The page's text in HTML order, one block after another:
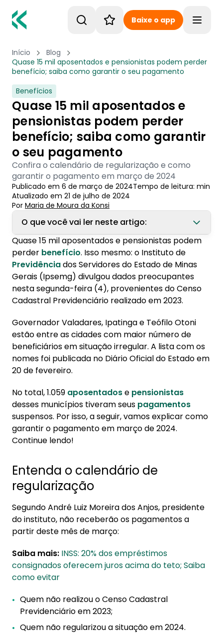
Baixe o app
Início
Blog
Quase 15 mil aposentados e pensionistas podem perder
benefício; saiba como garantir o seu pagamento
Benefícios
Quase 15 mil aposentados e
pensionistas podem perder
benefício; saiba como garantir
o seu pagamento
Confira o calendário de regularização e como
garantir o pagamento em março de 2024
Publicado em 6 de março de 2024Tempo de leitura: min
Atualizado em 21 de julho de 2024
Por Maria de Moura da Konsi
O que você vai ler neste artigo:
1. Entenda o calendário de regularização
2. Saiba como garantir o pagamento do INSS
para aposentados e pensionistas
3. Como funciona o Censo Previdenciário?
Quase 15 mil aposentados e pensionistas podem
perder benefício. Isso mesmo: o Instituto de
Previdênciados Servidores do Estado de Minas
Gerais (Ipsemg) divulgou dados preocupantes
nesta segunda-feira (4), provenientes do Censo
Cadastral Previdenciário realizado em 2023.
Governador Valadares, Ipatinga e Teófilo Otoni
estão entre as cidades com maior número de
beneficiários em situação irregular. A lista com os
nomes foi publicada no Diário Oficial do Estado em
20 de fevereiro.
No total, 1.059 aposentadose pensionistas
desses municípios tiveram seus pagamentos
suspensos. Por isso, a seguir, vamos explicar como
garantir o pagamento em março de 2024.
Continue lendo!
Entenda o calendário de
regularização
Segundo André Luiz Moreira dos Anjos, presidente
do instituto, não receberão os pagamentos a
partir deste mês de março:
Saiba mais: INSS: 20% dos empréstimos
consignados oferecem juros acima do teto; Saiba
como evitar
Quem não realizou o Censo Cadastral
Previdenciário em 2023;
Quem não regularizou a situação em 2024.